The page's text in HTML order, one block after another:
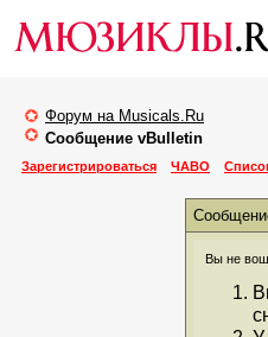
Форум на Musicals.Ru
Сообщение vBulletin
Зарегистрироваться ЧАВО
Вы не